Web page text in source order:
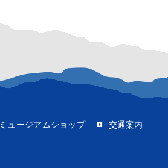
ミュージアムショップ
交通案内